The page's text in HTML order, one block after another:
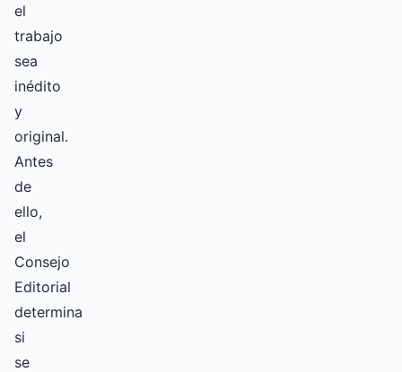
el
trabajo
sea
inédito
y
original.
Antes
de
ello,
el
Consejo
Editorial
determina
si
se